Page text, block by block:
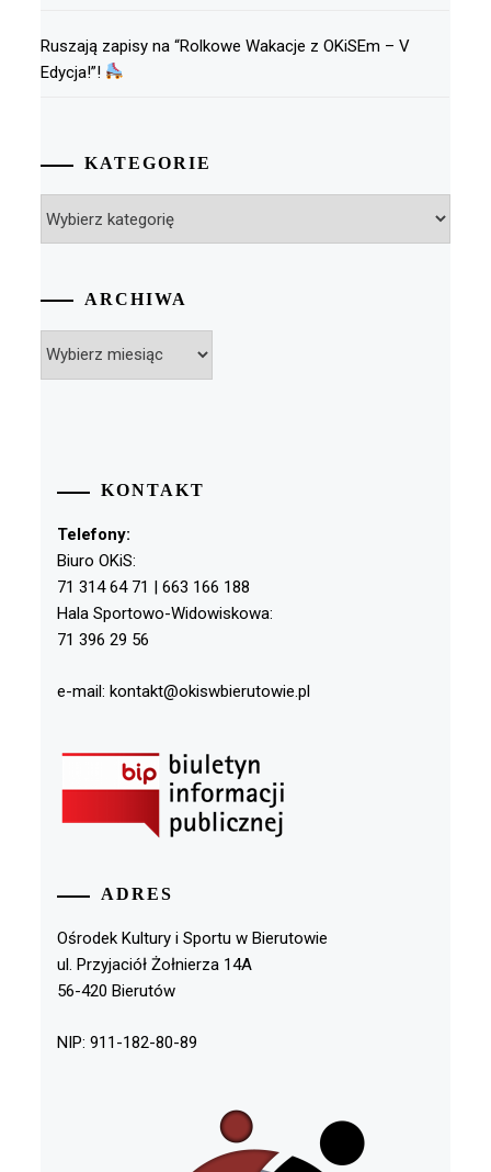
Ruszają zapisy na “Rolkowe Wakacje z OKiSEm – V
Edycja!”!
KATEGORIE
ARCHIWA
KONTAKT
Telefony:
Biuro OKiS:
71 314 64 71 | 663 166 188
Hala Sportowo-Widowiskowa:
71 396 29 56
e-mail: kontakt@okiswbierutowie.pl
ADRES
Ośrodek Kultury i Sportu w Bierutowie
ul. Przyjaciół Żołnierza 14A
56-420 Bierutów
NIP: 911-182-80-89